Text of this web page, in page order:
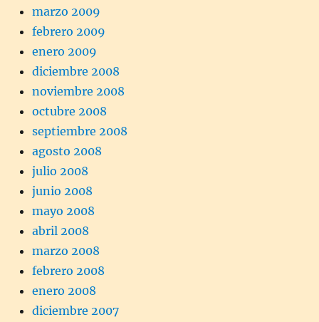
marzo 2009
febrero 2009
enero 2009
diciembre 2008
noviembre 2008
octubre 2008
septiembre 2008
agosto 2008
julio 2008
junio 2008
mayo 2008
abril 2008
marzo 2008
febrero 2008
enero 2008
diciembre 2007